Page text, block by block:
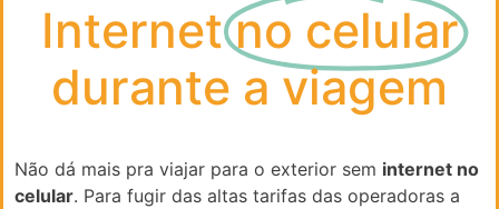
Internetno celular
durante a viagem
Não dá mais pra viajar para o exterior sem internet no
celular. Para fugir das altas tarifas das operadoras a